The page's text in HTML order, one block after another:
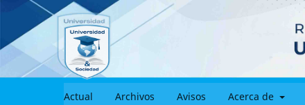
Actual Archivos Avisos Acerca de